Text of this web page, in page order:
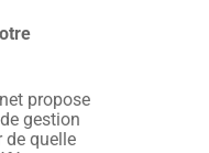
propose
gestion
de quelle